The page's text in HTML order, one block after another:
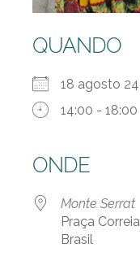
QUANDO
18 agosto
14:00 - 18:00
ONDE
Monte Serrat
Praça
Brasil